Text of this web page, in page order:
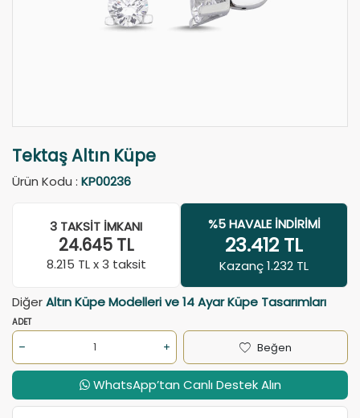
Tektaş Altın Küpe
Ürün Kodu : KP00236
3 TAKSIT İMKANI
24.645TL
8.215 TL x 3 taksit
%5 HAVALE İNDIRIMI
23.412 TL
Kazanç 1.232 TL
DiğerAltın Küpe Modelleri ve 14 Ayar Küpe Tasarımları
ADET
Beğen
WhatsApp’tan Canlı Destek Alın